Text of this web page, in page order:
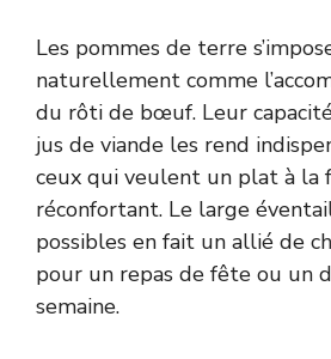
Les pommes de terre
naturellement comme
du rôti de bœuf. Leur
jus de viande les rend
ceux qui veulent un plat à la
réconfortant. Le large
possibles en fait un allié de
pour un repas de fête ou un
semaine.